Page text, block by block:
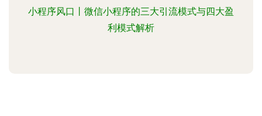
小程序风口丨微信小程序的三大引流模式与四大盈
利模式解析